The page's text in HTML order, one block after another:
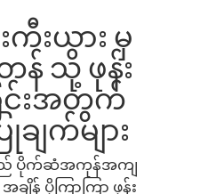
ကီးယား မှ
န် သို့ ဖုန်း
င်းအတွက်
ျက်များ
ည် ပိုက်ဆံအကုန်အကျ
ချိန် ပိုကြာကြာ ဖုန်း